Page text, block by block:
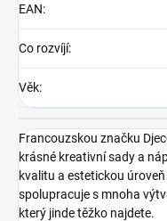
EAN:
Co rozvíjí:
Věk:
Francouzskou značku
krásné kreativní sady a
kvalitu a estetickou
spolupracuje s mnoha
který jinde těžko najdete.